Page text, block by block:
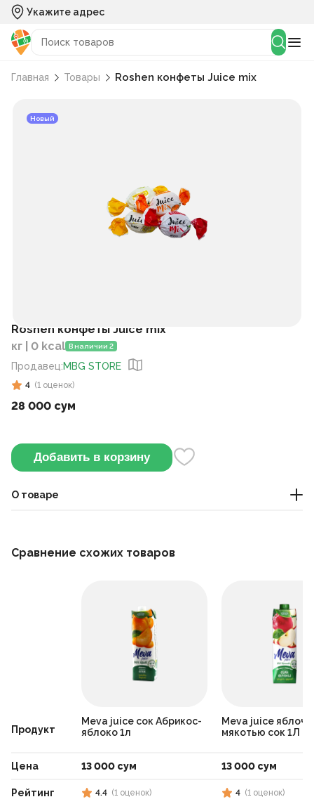
Укажите адрес
Главная Товары Roshen конфеты Juice mix
Новый
Roshen конфеты Juice mix
кг | 0 kcal В наличии 2
Продавец:MBG STORE
4 (1 оценок)
28 000 сум
Добавить в корзину
О товаре
различных фруктов и ягод.
Сравнение схожих товаров
Продукт
Цена
Рейтинг
Meva juice сок Абрикос-
яблоко 1л
13 000 сум
4.4 (1 оценок)
Meva juice
мякотью сок 1Л
13 000 сум
4 (1 оценок)